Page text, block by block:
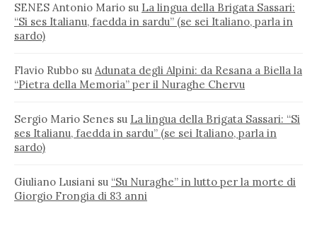
SENES Antonio Mario su La lingua della Brigata Sassari:
“Si ses Italianu, faedda in sardu” (se sei Italiano, parla in
sardo)
Flavio Rubbo su Adunata degli Alpini: da Resana a Biella la
“Pietra della Memoria” per il Nuraghe Chervu
Sergio Mario Senes su La lingua della Brigata Sassari: “Si
ses Italianu, faedda in sardu” (se sei Italiano, parla in
sardo)
Giuliano Lusiani su “Su Nuraghe” in lutto per la morte di
Giorgio Frongia di 83 anni